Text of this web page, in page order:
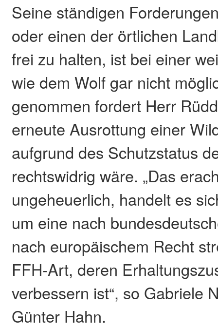
Seine ständigen
oder einen der örtlichen
frei zu halten, ist bei einer
wie dem Wolf gar nicht
genommen fordert Herr
erneute Ausrottung einer
aufgrund des Schutzstatus
rechtswidrig wäre. „Das
ungeheuerlich, handelt es
um eine nach
nach europäischem Recht
FFH-Art, deren
verbessern ist“, so Gabriele
Günter Hahn.